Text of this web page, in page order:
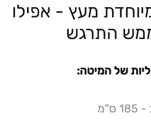
מעץ - אפילו
התרגש
של המיטה:
ס"מ